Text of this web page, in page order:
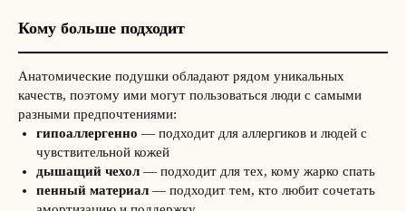
Кому больше подходит
Анатомические подушки обладают рядом уникальных
качеств, поэтому ими могут пользоваться люди с самыми
разными предпочтениями:
гипоаллергенно — подходит для аллергиков и людей с
чувстви­тельной кожей
дышащий чехол — подходит для тех, кому жарко спать
пенный материал — подходит тем, кто любит сочетать